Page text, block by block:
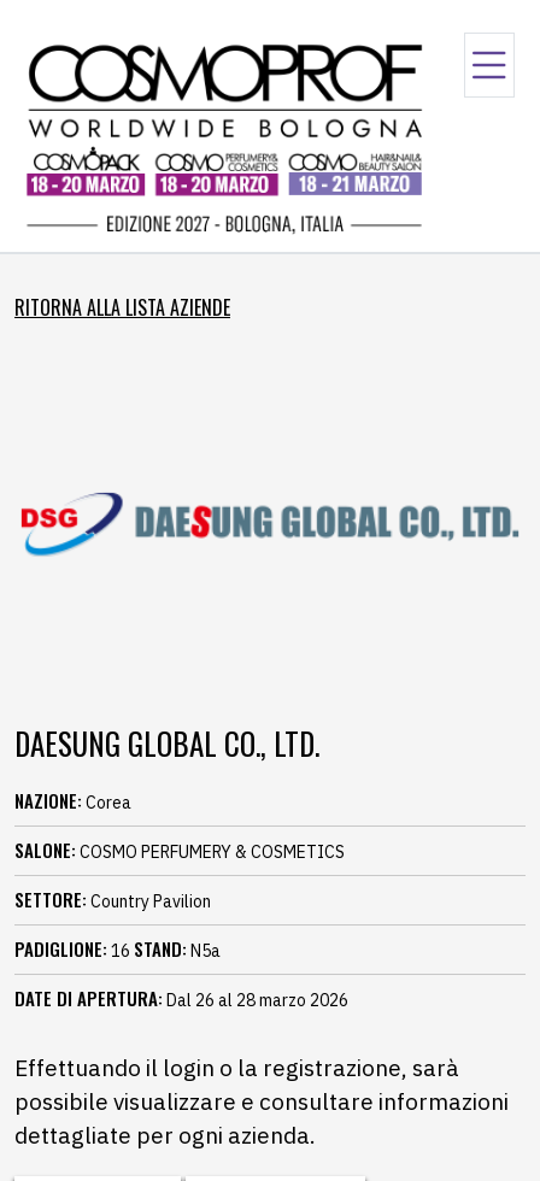
RITORNA ALLA LISTA AZIENDE
DAESUNG GLOBAL CO., LTD.
NAZIONE: Corea
SALONE: COSMO PERFUMERY & COSMETICS
SETTORE: Country Pavilion
PADIGLIONE: 16 STAND: N5a
DATE DI APERTURA: Dal 26 al 28 marzo 2026
Effettuando il login o la registrazione, sarà
possibile visualizzare e consultare informazioni
dettagliate per ogni azienda.